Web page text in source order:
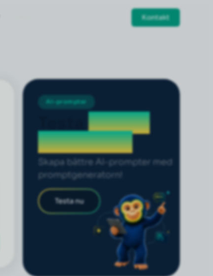
Kontakt
AI-prompter
Testaprompt
generatorn
Skapa bättre AI-prompter med
promptgeneratorn!
Testa nu